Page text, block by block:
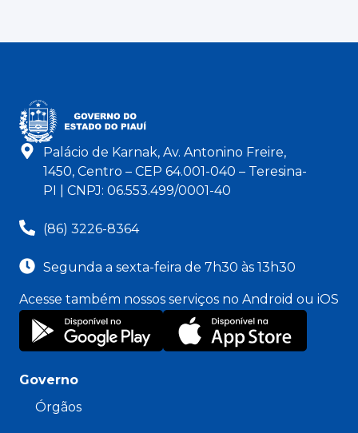
Palácio de Karnak, Av. Antonino Freire,
1450, Centro – CEP 64.001-040 – Teresina-
PI | CNPJ: 06.553.499/0001-40
(86) 3226-8364
Segunda a sexta-feira de 7h30 às 13h30
Acesse também nossos serviços no Android ou iOS
Governo
Órgãos